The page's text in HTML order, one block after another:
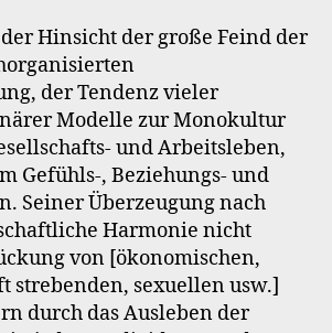
Hinsicht der große Feind der
der Tendenz vieler
Modelle zur Monokultur
und Arbeitsleben,
Gefühls-, Beziehungs- und
Seiner Überzeugung nach
Harmonie nicht
von [ökonomischen,
strebenden, sexuellen usw.]
durch das Ausleben der